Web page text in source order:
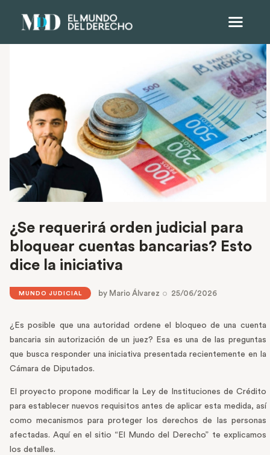
¿Se requerirá orden judicial para
bloquear cuentas bancarias? Esto
dice la iniciativa
MUNDO JUDICIAL by Mario Álvarez 25/06/2026
¿Es posible que una autoridad ordene el bloqueo de una cuenta
bancaria sin autorización de un juez? Esa es una de las preguntas
que busca responder una iniciativa presentada recientemente en la
Cámara de Diputados.
El proyecto propone modificar la Ley de Instituciones de Crédito
para establecer nuevos requisitos antes de aplicar esta medida, así
como mecanismos para proteger los derechos de las personas
afectadas. Aquí en el sitio “El Mundo del Derecho” te explicamos
los detalles.